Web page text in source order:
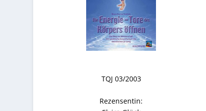
TQJ 03/2003
Rezensentin: